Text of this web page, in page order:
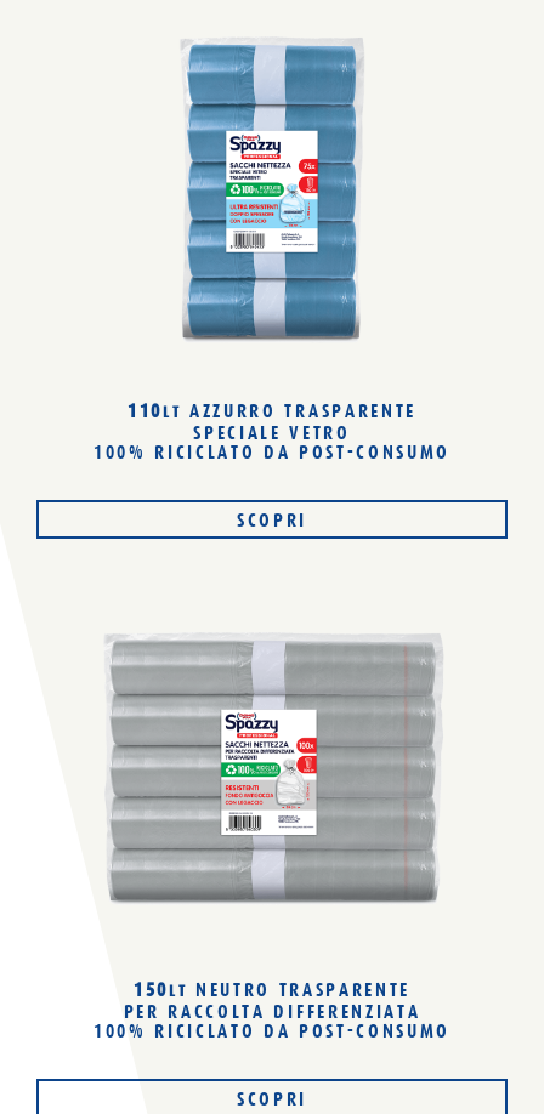
110LT AZZURRO TRASPARENTE
SPECIALE VETRO
100% RICICLATO DA POST-CONSUMO
SCOPRI
150 LT NEUTRO TRASPARENTE
PER RACCOLTA DIFFERENZIATA
100% RICICLATO DA POST-CONSUMO
SCOPRI